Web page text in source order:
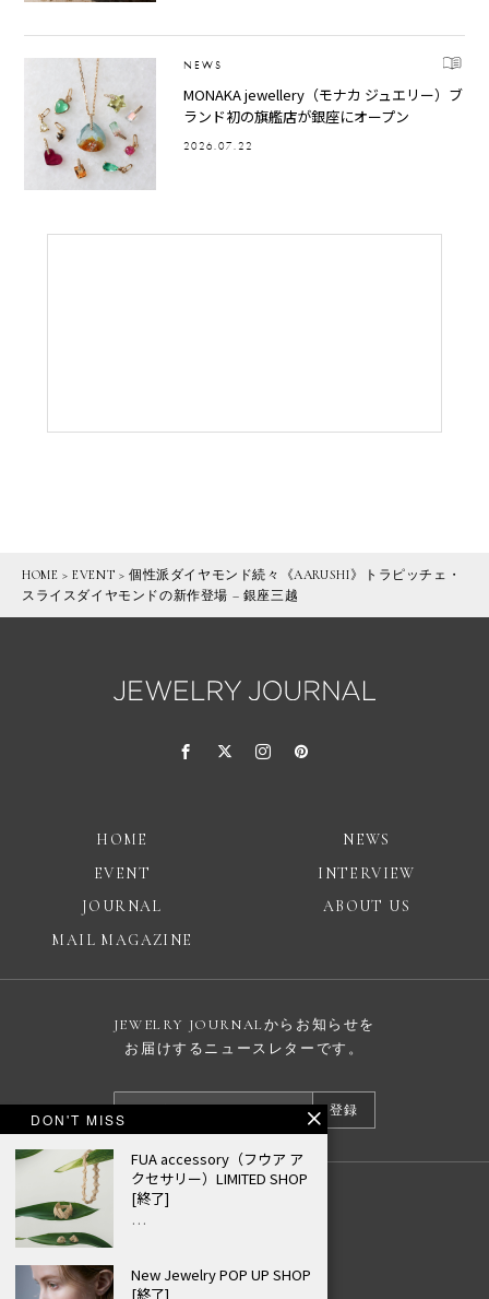
NEWS
MONAKA jewellery（モナカ ジュエリー）ブ
ランド初の旗艦店が銀座にオープン
2026.07.22
HOME >EVENT >個性派ダイヤモンド続々《AARUSHI》トラピッチェ・
スライスダイヤモンドの新作登場 – 銀座三越
HOME
NEWS
EVENT
INTERVIEW
JOURNAL
ABOUT US
MAIL MAGAZINE
JEWELRY JOURNALからお知らせを
お届けするニュースレターです。
登録
© JEWELRY JOURNAL
DON'T MISS
FUA accessory（フウア ア
クセサリー）LIMITED SHOP
[終了]
…
New Jewelry POP UP SHOP
[終了]